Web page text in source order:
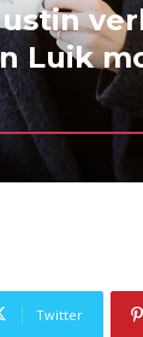
Luik
Twitter